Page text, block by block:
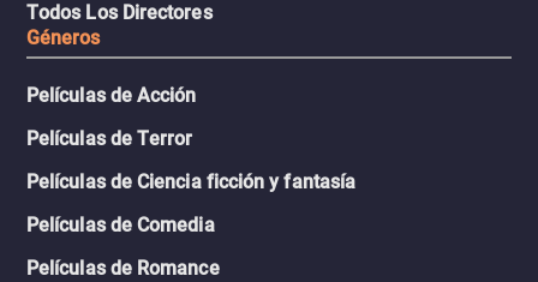
Todos Los Directores
Géneros
Películas de Acción
Películas de Terror
Películas de Ciencia ficción y fantasía
Películas de Comedia
Películas de Romance